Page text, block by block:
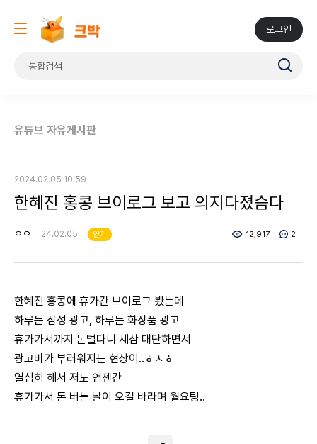
로그인
유튜브 자유게시판
2024.02.05 10:59
한혜진 홍콩 브이로그 보고 의지다졌슴다
ㅇㅇ 24.02.05 인기 12,917 2
한혜진 홍콩에 휴가간 브이로그 봤는데
하루는 삼성 광고, 하루는 화장품 광고
휴가가서까지 돈벌다니 세삼 대단하면서
광고비가 부러워지는 현상이..ㅎㅅㅎ
열심히 해서 저도 언젠간
휴가가서 돈 버는 날이 오길 바라며 월요팅..